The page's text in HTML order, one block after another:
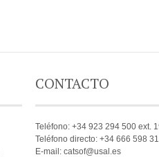
CONTACTO
Teléfono: +34 923 294 500 ext.
Teléfono directo: +34 666 598
E-mail: catsof@usal.es